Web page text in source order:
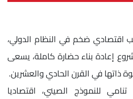
اقتصادي ضخم في النظام الدولي،
إعادة بناء حضارة كاملة، يسعى
ذاتها في القرن الحادي والعشرين.
للنموذج الصيني، اقتصاديا